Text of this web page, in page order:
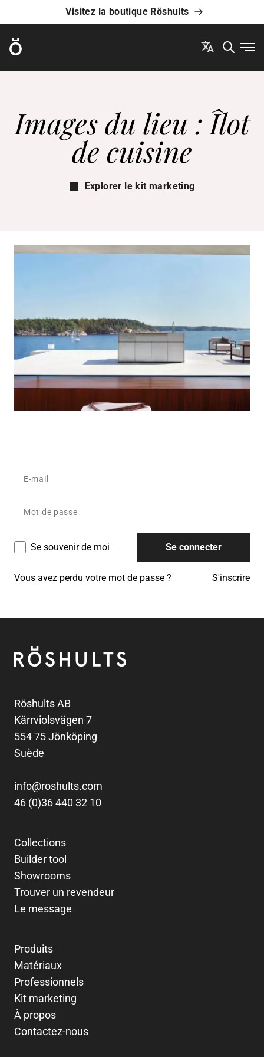
Visitez la boutique Röshults
Röshults
Images du lieu : Îlot
de cuisine
Explorer le kit marketing
Se souvenir de moi Se connecter
Vous avez perdu votre mot de passe ? S'inscrire
Röshults
Röshults AB
Kärrviolsvägen 7
554 75 Jönköping
Suède
info@roshults.com
46 (0)36 440 32 10
Collections
Builder tool
Showrooms
Trouver un revendeur
Le message
Produits
Matériaux
Professionnels
Kit marketing
À propos
Contactez-nous